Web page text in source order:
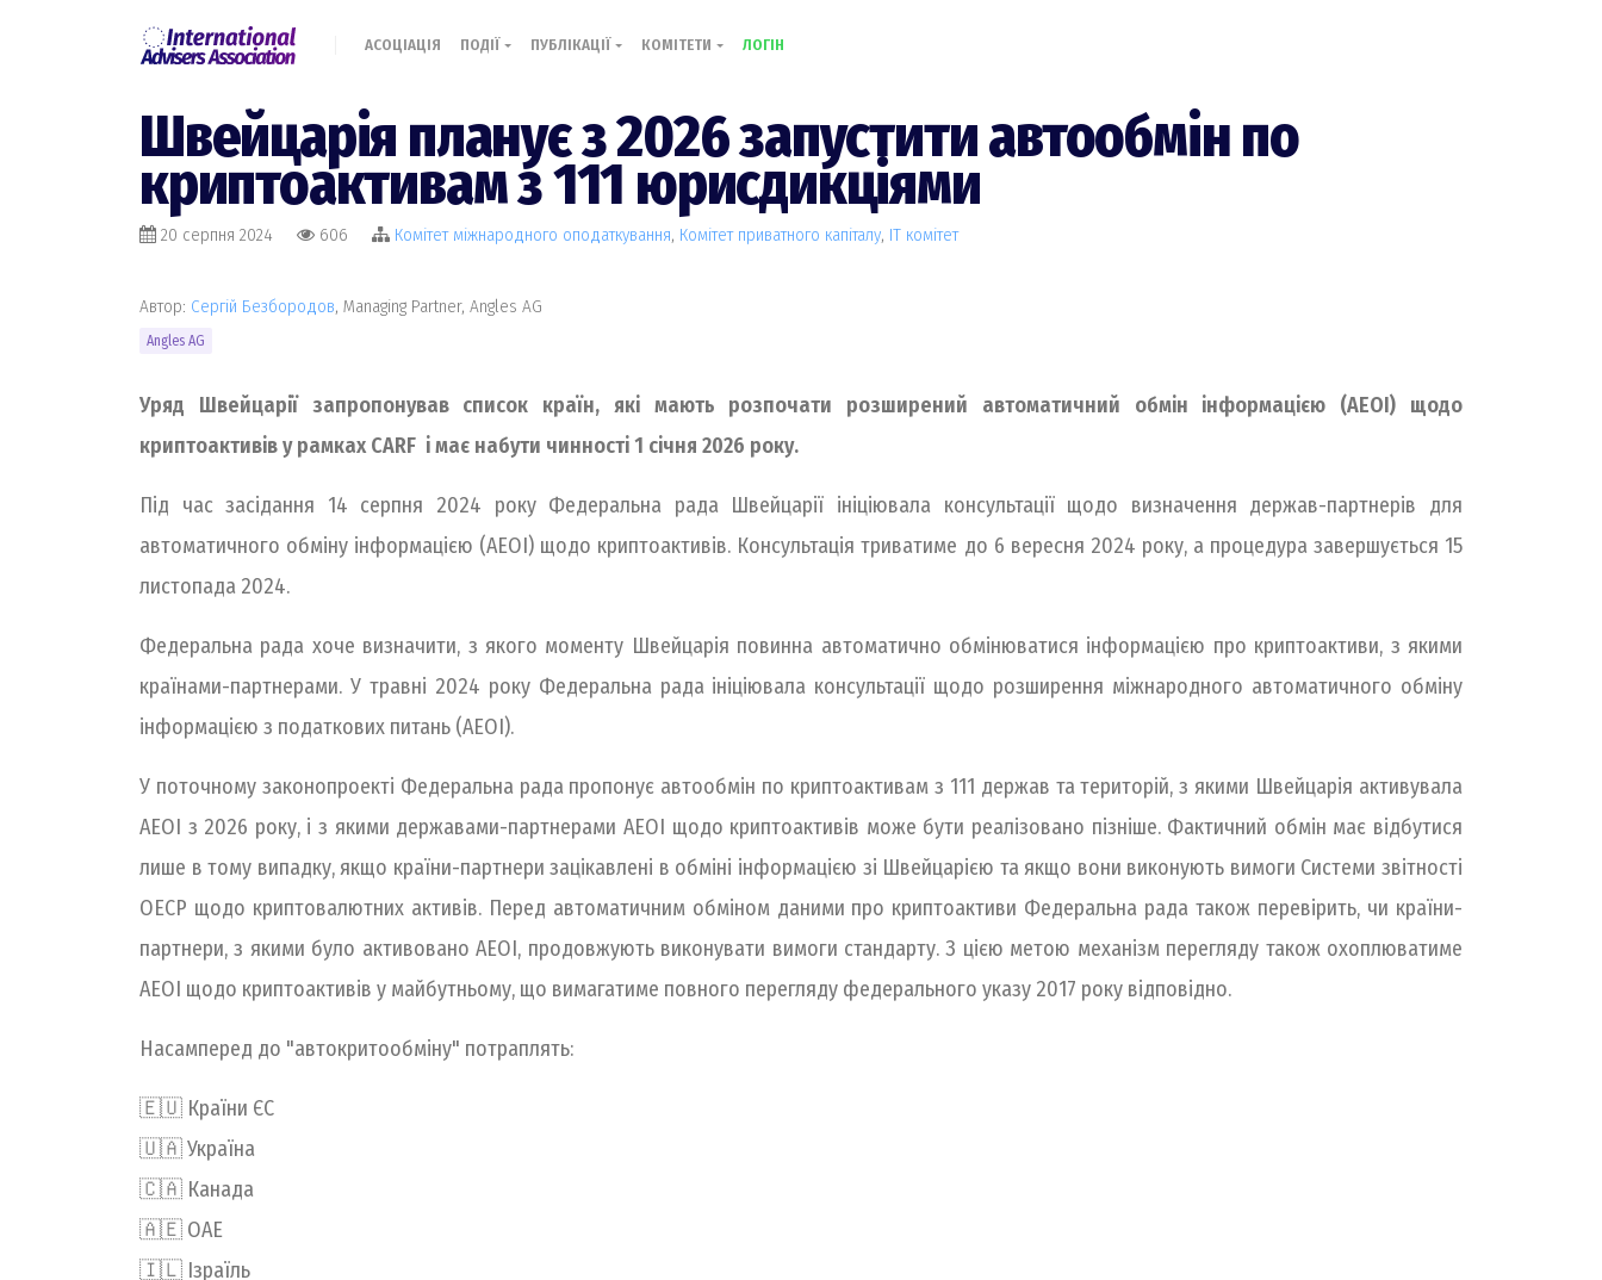
АСОЦІАЦІЯ ПОДІЇ ПУБЛІКАЦІЇ КОМІТЕТИ ЛОГІН
Швейцарія планує з 2026 запустити автообмін по
криптоактивам з 111 юрисдикціями
20 серпня 2024 606 Комiтет міжнародного оподаткування, Комiтет приватного капіталу, IT комiтет
Автор: Сергій Безбородов, Managing Partner, Angles AG
Angles AG
Уряд Швейцарії запропонував список країн, які мають розпочати розширений автоматичний обмін інформацією (AEOI) щодо
криптоактивів у рамках CARF і має набути чинності 1 січня 2026 року.
Під час засідання 14 серпня 2024 року Федеральна рада Швейцарії ініціювала консультації щодо визначення держав-партнерів для
автоматичного обміну інформацією (AEOI) щодо криптоактивів. Консультація триватиме до 6 вересня 2024 року, а процедура завершується 15
листопада 2024.
Федеральна рада хоче визначити, з якого моменту Швейцарія повинна автоматично обмінюватися інформацією про криптоактиви, з якими
країнами-партнерами. У травні 2024 року Федеральна рада ініціювала консультації щодо розширення міжнародного автоматичного обміну
інформацією з податкових питань (AEOI).
У поточному законопроекті Федеральна рада пропонує автообмін по криптоактивам з 111 держав та територій, з якими Швейцарія активувала
AEOI з 2026 року, і з якими державами-партнерами AEOI щодо криптоактивів може бути реалізовано пізніше. Фактичний обмін має відбутися
лише в тому випадку, якщо країни-партнери зацікавлені в обміні інформацією зі Швейцарією та якщо вони виконують вимоги Системи звітності
ОЕСР щодо криптовалютних активів. Перед автоматичним обміном даними про криптоактиви Федеральна рада також перевірить, чи країни-
партнери, з якими було активовано AEOI, продовжують виконувати вимоги стандарту. З цією метою механізм перегляду також охоплюватиме
AEOI щодо криптоактивів у майбутньому, що вимагатиме повного перегляду федерального указу 2017 року відповідно.
Насамперед до "автокритообміну" потраплять:
🇪🇺 Країни ЄС
🇺🇦 Україна
🇨🇦 Канада
🇦🇪 ОАЕ
🇮🇱 Ізраїль